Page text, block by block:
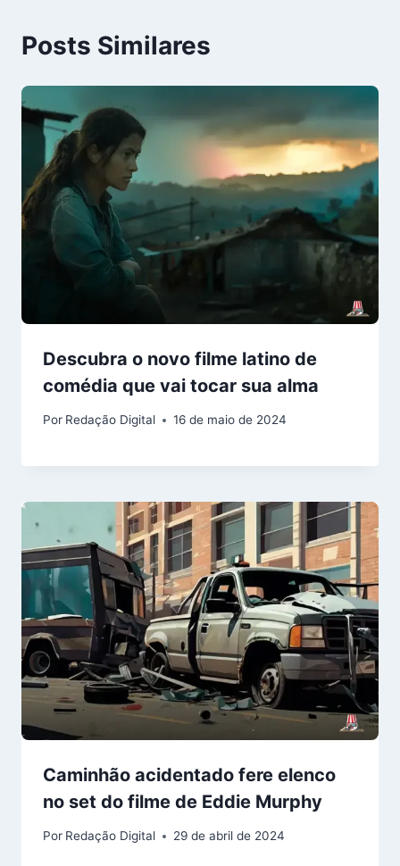
Posts Similares
Descubra o novo filme latino de
comédia que vai tocar sua alma
Por Redação Digital 16 de maio de 2024
Caminhão acidentado fere elenco
no set do filme de Eddie Murphy
Por Redação Digital 29 de abril de 2024